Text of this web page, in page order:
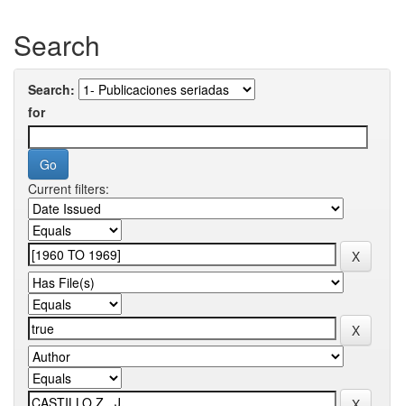
Search
Search:
for
Current filters: